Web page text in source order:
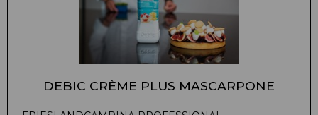
DEBIC CRÈME PLUS MASCARPONE